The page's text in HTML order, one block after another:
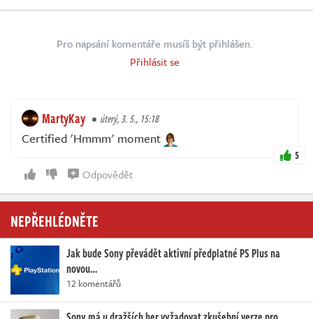
Pro napsání komentáře musíš být přihlášen.
Přihlásit se
MartyKay úterý, 3. 5., 15:18
Certified 'Hmmm' moment
5
Odpovědět
NEPŘEHLÉDNĚTE
Jak bude Sony převádět aktivní předplatné PS Plus na
novou…
12 komentářů